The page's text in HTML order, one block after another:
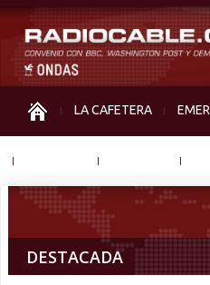
LA CAFETERA
DESTACADA